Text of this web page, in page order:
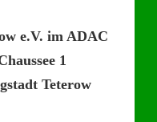
e.V. im ADAC
1
Teterow